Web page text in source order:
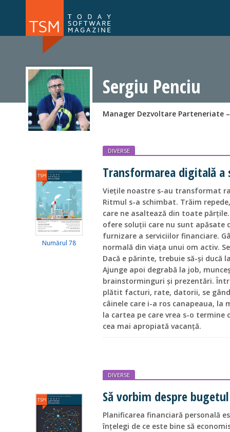
NOU
Sergiu Penciu
Manager Dezvoltare Parteneriate
Numărul 78
DIVERSE
Transformarea digitală
Viețile noastre s-au transformat
Ritmul s-a schimbat. Trăim
care ne asaltează din toate
ofere soluții care nu sunt
furnizare a serviciilor financiare.
normală din viața unui om activ.
Dacă e părinte, trebuie să-și ducă
Ajunge apoi degrabă la job,
brainstorminguri și prezentări.
plătit facturi, rate, datorii, se
câinele care i-a ros canapeaua, la
la cartea pe care vrea s-o
cea mai apropiată vacanță.
DIVERSE
Să vorbim despre
Planificarea financiară personală
înțelegi de ce este bine să